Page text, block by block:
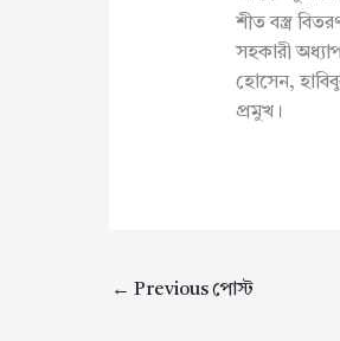
শীত বস্ত্র
সহকারী
হোসেন,
প্রমুখ।
← Previous পোস্ট